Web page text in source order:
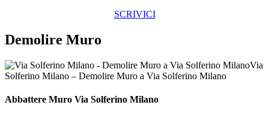
SCRIVICI
Demolire Muro
Via
Solferino Milano – Demolire Muro a Via Solferino Milano
Abbattere Muro Via Solferino Milano